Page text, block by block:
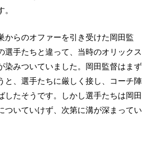
からのオファーを引き受けた岡田監
選手たちと違って、当時のオリックス
染みついていました。岡田監督はまず
と、選手たちに厳しく接し、コーチ陣
したそうです。しかし選手たちは岡田
ついていけず、次第に溝が深まってい